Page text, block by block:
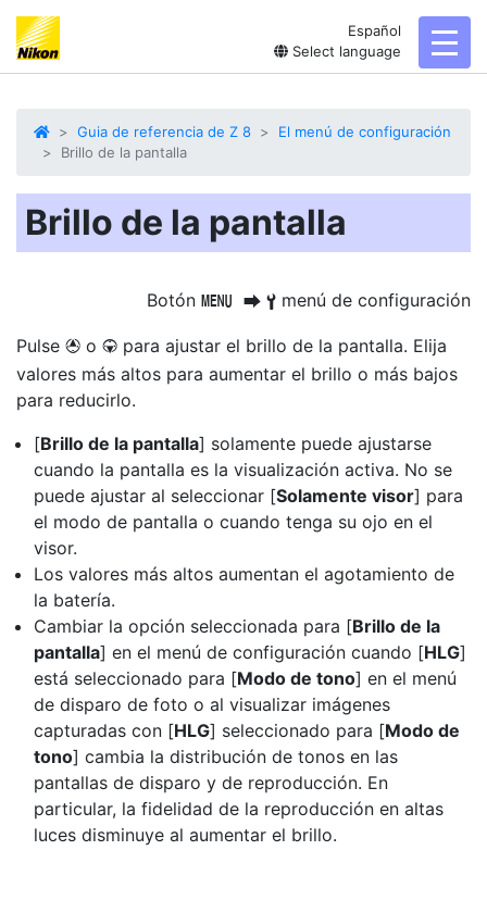
Español
Select language
Guia de referencia de Z 8
El menú de configuración
Brillo de la pantalla
Brillo de la pantalla
Botón G U B menú de configuración
Pulse 1 o 3 para ajustar el brillo de la pantalla. Elija
valores más altos para aumentar el brillo o más bajos
para reducirlo.
[Brillo de la pantalla] solamente puede ajustarse
cuando la pantalla es la visualización activa. No se
puede ajustar al seleccionar [Solamente visor] para
el modo de pantalla o cuando tenga su ojo en el
visor.
Los valores más altos aumentan el agotamiento de
la batería.
Cambiar la opción seleccionada para [Brillo de la
pantalla] en el menú de configuración cuando [HLG]
está seleccionado para [Modo de tono] en el menú
de disparo de foto o al visualizar imágenes
capturadas con [HLG] seleccionado para [Modo de
tono] cambia la distribución de tonos en las
pantallas de disparo y de reproducción. En
particular, la fidelidad de la reproducción en altas
luces disminuye al aumentar el brillo.